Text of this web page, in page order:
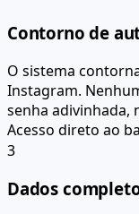
Contorno de
O sistema
Instagram.
senha adivinhada,
Acesso direto ao
3
Dados